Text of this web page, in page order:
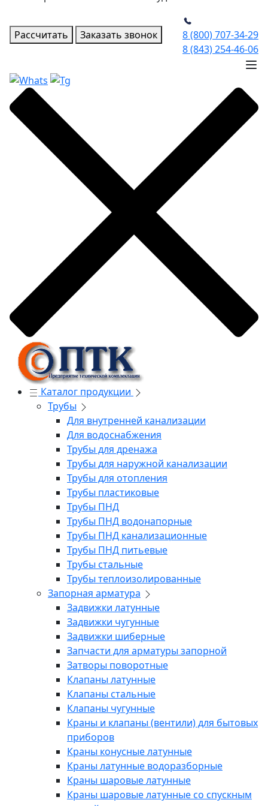
Рассчитать Заказать звонок
8 (800) 707-34-29
8 (843) 254-46-06
Каталог продукции
Трубы
Для внутренней канализации
Для водоснабжения
Трубы для дренажа
Трубы для наружной канализации
Трубы для отопления
Трубы пластиковые
Трубы ПНД
Трубы ПНД водонапорные
Трубы ПНД канализационные
Трубы ПНД питьевые
Трубы стальные
Трубы теплоизолированные
Запорная арматура
Задвижки латунные
Задвижки чугунные
Задвижки шиберные
Запчасти для арматуры запорной
Затворы поворотные
Клапаны латунные
Клапаны стальные
Клапаны чугунные
Краны и клапаны (вентили) для бытовых
приборов
Краны конусные латунные
Краны латунные водоразборные
Краны шаровые латунные
Краны шаровые латунные со спускным